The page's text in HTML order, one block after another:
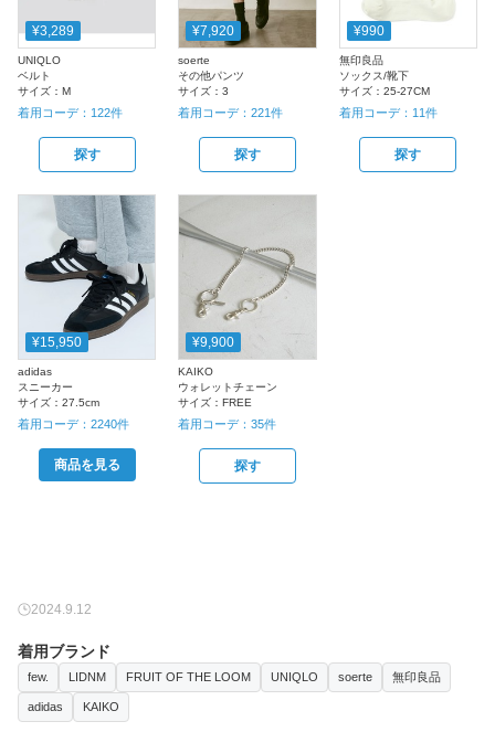
¥3,289
UNIQLO
ベルト
サイズ： M
着用コーデ： 122件
探す
¥7,920
soerte
その他パンツ
サイズ：3
着用コーデ：221件
探す
¥990
無印良品
ソックス/靴下
サイズ： 25-27CM
着用コーデ： 11件
探す
¥15,950
adidas
スニーカー
サイズ： 27.5cm
着用コーデ： 2240件
商品を見る
¥9,900
KAIKO
ウォレットチェーン
サイズ：FREE
着用コーデ：35件
探す
2024.9.12
着用ブランド
few. LIDNM FRUIT OF THE LOOM UNIQLO soerte 無印良品
adidas KAIKO